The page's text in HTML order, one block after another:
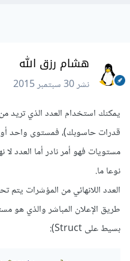
هشام رزق الله
نشر30 سبتمبر 2015
يمكنك استخدام العدد الذي
قدرات حاسوبك)، فمستوى واحد أو
مستويات فهو أمر نادر أما العدد
نوعا ما.
طريق الإعلان المباشر والذي هو
بسيط على Struct):